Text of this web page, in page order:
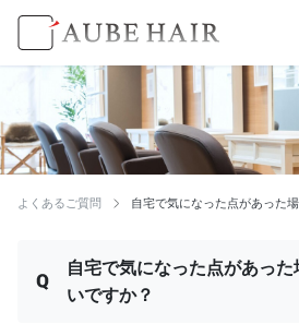
よくあるご質問 自宅で気になった点があった
自宅で気になった点があっ
いですか？